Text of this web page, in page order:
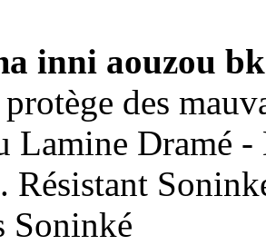
inni aouzou
des
Lamine Dramé
Résistant
Soninké